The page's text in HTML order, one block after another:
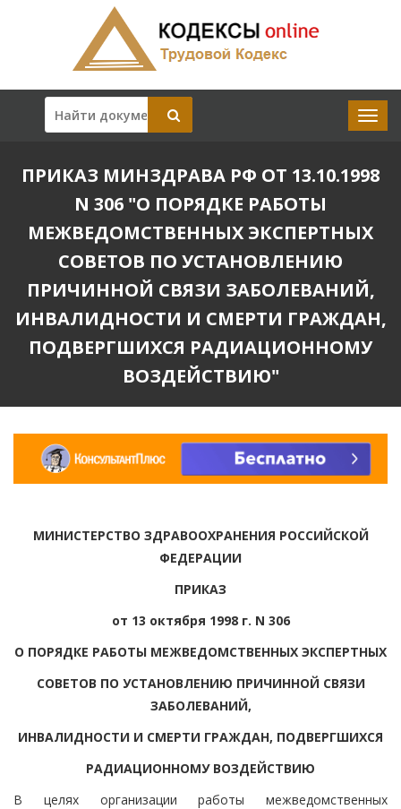
ПРИКАЗ МИНЗДРАВА РФ ОТ 13.10.1998
N 306 "О ПОРЯДКЕ РАБОТЫ
МЕЖВЕДОМСТВЕННЫХ ЭКСПЕРТНЫХ
СОВЕТОВ ПО УСТАНОВЛЕНИЮ
ПРИЧИННОЙ СВЯЗИ ЗАБОЛЕВАНИЙ,
ИНВАЛИДНОСТИ И СМЕРТИ ГРАЖДАН,
ПОДВЕРГШИХСЯ РАДИАЦИОННОМУ
ВОЗДЕЙСТВИЮ"
МИНИСТЕРСТВО ЗДРАВООХРАНЕНИЯ РОССИЙСКОЙ
ФЕДЕРАЦИИ
ПРИКАЗ
от 13 октября 1998 г. N 306
О ПОРЯДКЕ РАБОТЫ МЕЖВЕДОМСТВЕННЫХ ЭКСПЕРТНЫХ
СОВЕТОВ ПО УСТАНОВЛЕНИЮ ПРИЧИННОЙ СВЯЗИ
ЗАБОЛЕВАНИЙ,
ИНВАЛИДНОСТИ И СМЕРТИ ГРАЖДАН, ПОДВЕРГШИХСЯ
РАДИАЦИОННОМУ ВОЗДЕЙСТВИЮ
В целях организации работы межведомственных